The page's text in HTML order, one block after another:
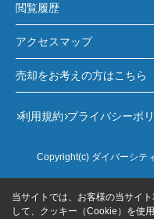
閲覧履歴
アクセスマップ
売却をお考えの方はこちら
利用規約 プライバシーポ
Copyright(c) ダイバーシテ
当サイトでは、お客様の当サイ
して、クッキー（Cookie）を使用